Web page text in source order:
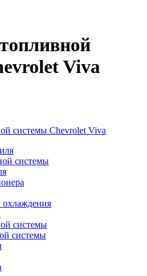
Viva
системы Chevrolet Viva
системы
охлаждения
системы
системы